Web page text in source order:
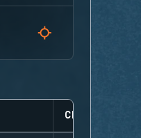
CLUTCHES